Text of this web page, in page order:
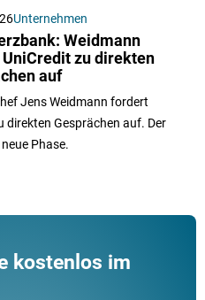
Unternehmen
Weidmann
zu direkten
auf
Jens Weidmann fordert
direkten Gesprächen auf. Der
Phase.
kostenlos im